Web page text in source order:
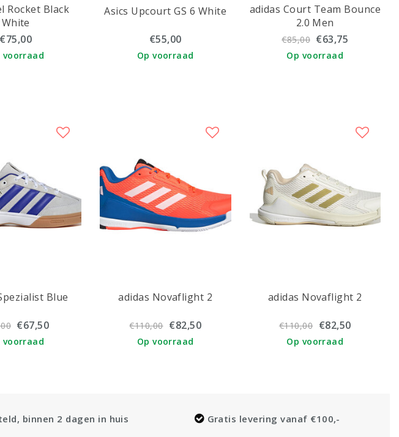
Rocket Black
White
€75,00
voorraad
Asics Upcourt GS 6 White
€55,00
Op voorraad
adidas Court Team Bounce
2.0 Men
€85,00 €63,75
Op voorraad
Blue
€67,50
voorraad
adidas Novaflight 2
€110,00 €82,50
Op voorraad
adidas Novaflight 2
€110,00 €82,50
Op voorraad
binnen 2 dagen in huis Gratis levering vanaf €100,-